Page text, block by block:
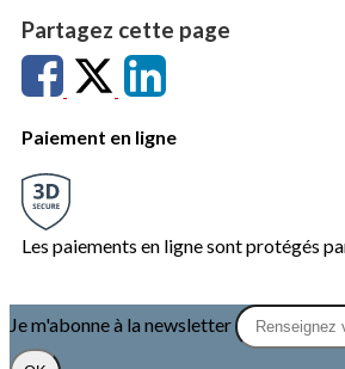
Partagez cette page
Paiement en ligne
Les paiements en ligne sont protégés
Je m'abonne à la newsletter